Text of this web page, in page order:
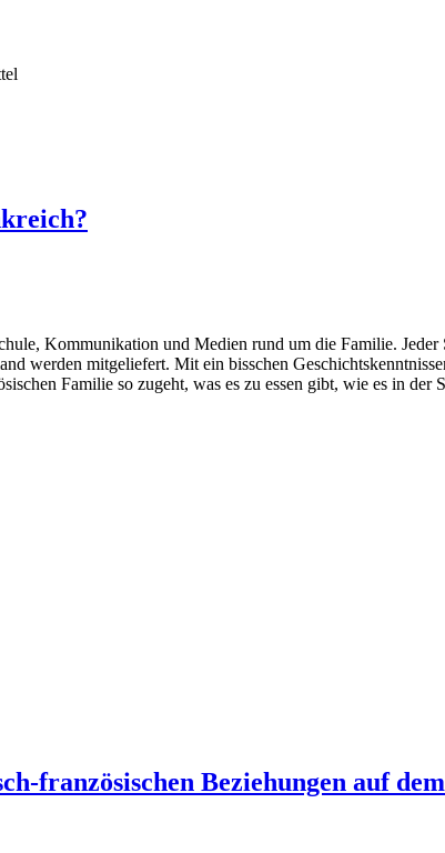
Kommunikation und Medien rund um die Familie.
werden mitgeliefert. Mit ein bisschen
Familie so zugeht, was es zu essen gibt, wie es in
französischen Beziehungen auf